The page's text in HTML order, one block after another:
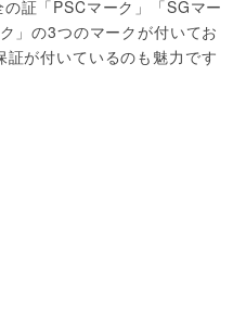
証「PSCマーク」「SGマー
」の3つのマークが付いてお
が付いているのも魅力です